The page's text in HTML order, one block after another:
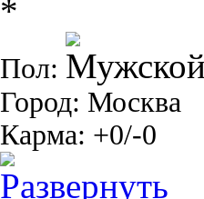
Пол:
Город: Москва
Карма: +0/-0